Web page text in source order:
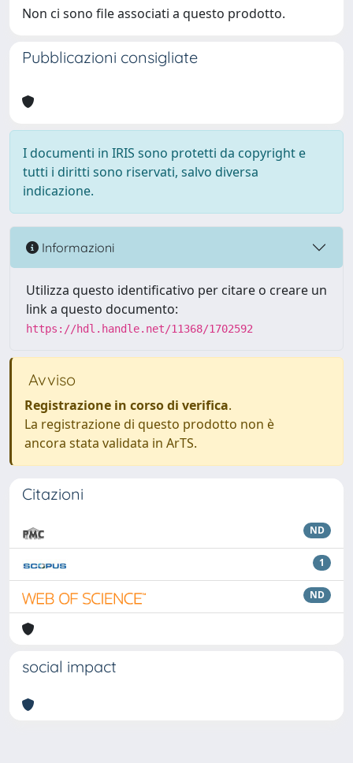
Non ci sono file associati a questo prodotto.
Pubblicazioni consigliate
I documenti in IRIS sono protetti da copyright e
tutti i diritti sono riservati, salvo diversa
indicazione.
Informazioni
Utilizza questo identificativo per citare o creare un
link a questo documento:
https://hdl.handle.net/11368/1702592
Avviso
Registrazione in corso di verifica.
La registrazione di questo prodotto non è
ancora stata validata in ArTS.
Citazioni
ND
1
ND
social impact